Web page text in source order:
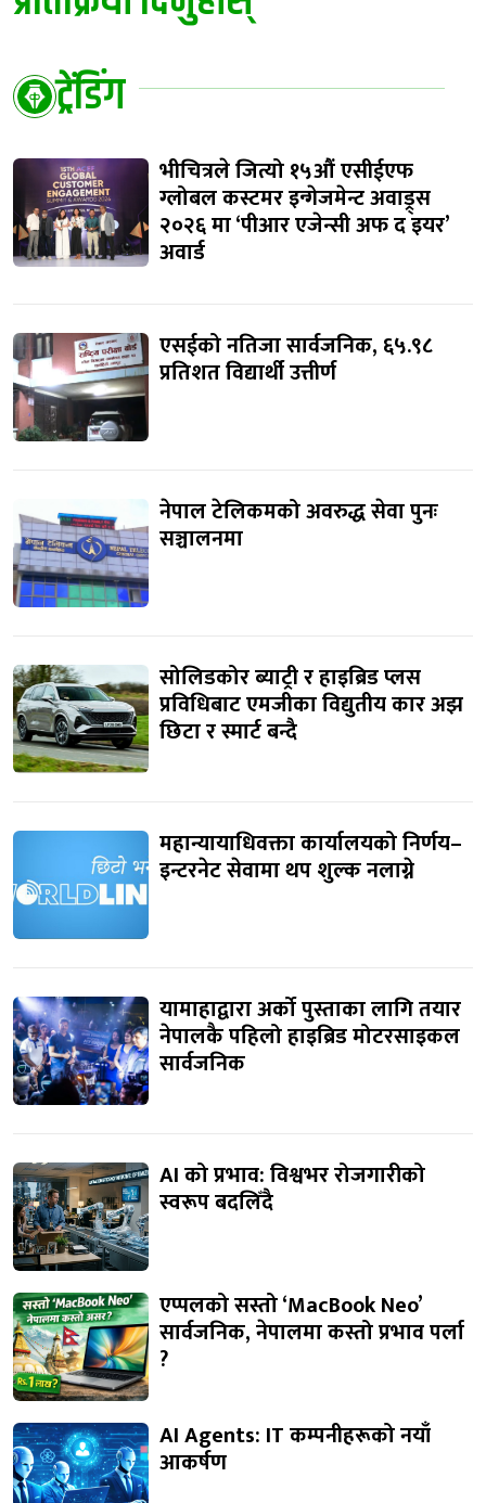
ट्रेंडिंग
भीचित्रले जित्यो १५औं एसीईएफ
ग्लोबल कस्टमर इन्गेजमेन्ट अवाड्र्स
२०२६ मा ‘पीआर एजेन्सी अफ द इयर’
अवार्ड
एसईको नतिजा सार्वजनिक, ६५.९८
प्रतिशत विद्यार्थी उत्तीर्ण
नेपाल टेलिकमको अवरुद्ध सेवा पुनः
सञ्चालनमा
सोलिडकोर ब्याट्री र हाइब्रिड प्लस
प्रविधिबाट एमजीका विद्युतीय कार अझ
छिटा र स्मार्ट बन्दै
महान्यायाधिवक्ता कार्यालयको निर्णय–
इन्टरनेट सेवामा थप शुल्क नलाग्ने
यामाहाद्वारा अर्को पुस्ताका लागि तयार
नेपालकै पहिलो हाइब्रिड मोटरसाइकल
सार्वजनिक
AI को प्रभाव: विश्वभर रोजगारीको
स्वरूप बदलिँदै
एप्पलको सस्तो ‘MacBook Neo’
सार्वजनिक, नेपालमा कस्तो प्रभाव पर्ला
?
AI Agents: IT कम्पनीहरूको नयाँ
आकर्षण